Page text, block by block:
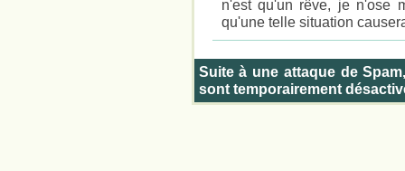
n'est qu'un rêve, je n'ose
qu'une telle situation
Suite à une attaque de
sont temporairement